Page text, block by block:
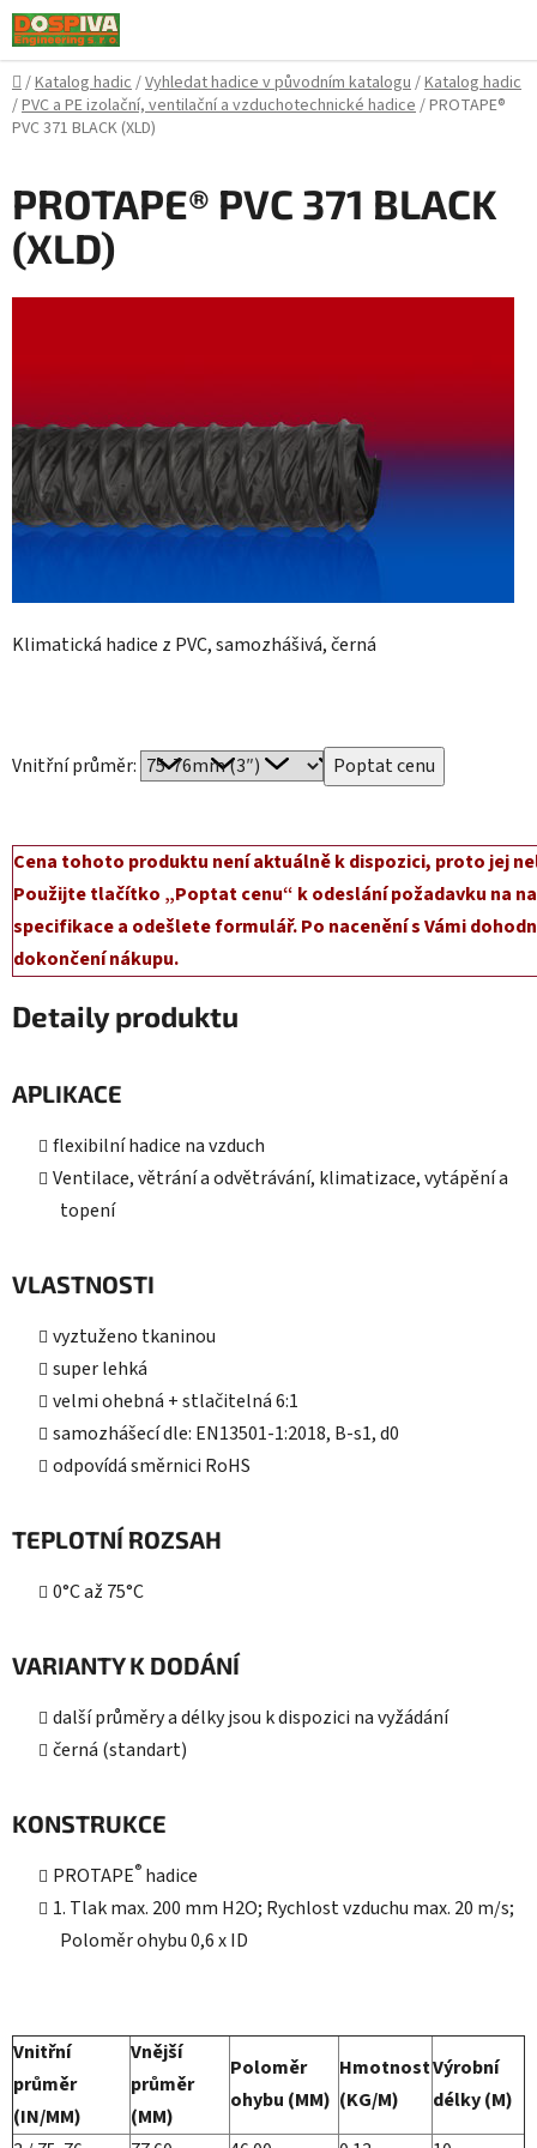
Přejít
na
obsah
Domů
/Katalog hadic/Vyhledat hadice v původním katalogu/Katalog hadic
/PVC a PE izolační, ventilační a vzduchotechnické hadice/PROTAPE®
PVC 371 BLACK (XLD)
PROTAPE® PVC 371 BLACK
(XLD)
Klimatická hadice z PVC, samozhášivá, černá
Vnitřní průměr:
Cena tohoto produktu není aktuálně k dispozici, proto jej
Použijte tlačítko „Poptat cenu“ k odeslání požadavku na
specifikace a odešlete formulář. Po nacenění s Vámi
dokončení nákupu.
Detaily produktu
APLIKACE
flexibilní hadice na vzduch
Ventilace, větrání a odvětrávání, klimatizace, vytápění a
topení
VLASTNOSTI
vyztuženo tkaninou
super lehká
velmi ohebná + stlačitelná 6:1
samozhášecí dle: EN13501-1:2018, B-s1, d0
odpovídá směrnici RoHS
TEPLOTNÍ ROZSAH
0°C až 75°C
VARIANTY K DODÁNÍ
další průměry a délky jsou k dispozici na vyžádání
černá (standart)
KONSTRUKCE
PROTAPE® hadice
1. Tlak max. 200 mm H2O; Rychlost vzduchu max. 20 m/s;
Poloměr ohybu 0,6 x ID
Vnitřní
průměr
(IN/MM)
Vnější
průměr
(MM)
Poloměr
ohybu (MM)
Hmotnost
(KG/M)
Výrobní
délky (M)